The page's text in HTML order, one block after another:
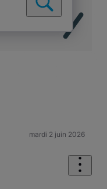
mardi 2 juin 2026